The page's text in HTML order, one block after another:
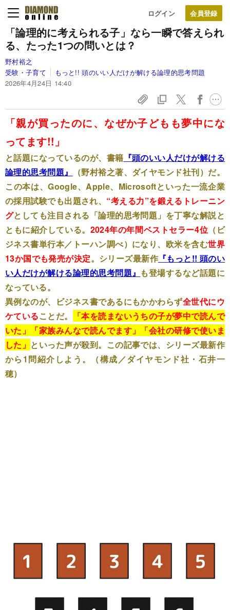
ログイン
「論理的に考えられる子」なら一瞬で答えられ
る、たった1つの問いとは？
野村裕之
受験・子育て
もっと!! 頭のいい人だけが解ける論理的思考問題
2026年4月24日 14:40
「親が買ったのに、なぜか子どもも夢中にな
ってます!!」
と話題になっているのが、 書籍 『頭のいい人だけが解ける
論理的思考問題』
（野村裕之著、ダイヤモンド社刊）だ。
この本は、Google、Apple、Microsoftといった一流企業
の採用試験でも出題され、 “考える力”を鍛えるトレーニン
グと しても注目される「論理的思考問題」を丁寧な解説と
ともに紹介している。 2024年の年間ベストセラー4位 （ビ
ジネス書単行本／トーハン調べ）になり、欧米を含む世界
13か国でも発売が決定。シリーズ最新作『もっと!! 頭のい
い人だけが解ける論理的思考問題』 も登場するなど話題に
なっている。
異例なのが、ビジネス書であるにもかかわらず全世代にウ
ケていることだ。
「本を読まないうちの子が夢中で読んで
いた」「家族みんなで読んでます」「会社の研修で使いま
した」 といった声が殺到。この記事では、シリーズ最新作
から1問紹介しよう。（構成／ダイヤモンド社・石井一
穂）